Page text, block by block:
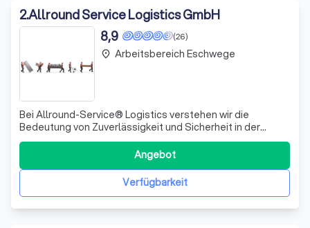
2.Allround Service Logistics GmbH
(26)
8,9
Bei Allround-Service® Logistics verstehen wir die
Bedeutung von Zuverlässigkeit und Sicherheit in der
Logistikbranche. Seit unserer Gründung im Jahr 1988
haben wir uns darauf spezialisiert, maßgeschneiderte
Transport- und Umzugslösungen für private und
gewerbliche Kunden anzubieten. Unser engagierte
Verfügbarkeit
Angebot
place Arbeitsbereich Eschwege